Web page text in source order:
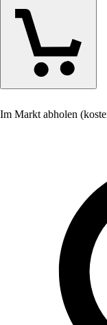
Im Markt abholen